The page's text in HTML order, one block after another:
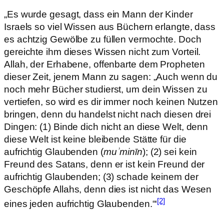
„Es wurde gesagt, dass ein Mann der Kinder
Israels so viel Wissen aus Büchern erlangte, dass
es achtzig Gewölbe zu füllen vermochte. Doch
gereichte ihm dieses Wissen nicht zum Vorteil.
Allah, der Erhabene, offenbarte dem Propheten
dieser Zeit, jenem Mann zu sagen: „Auch wenn du
noch mehr Bücher studierst, um dein Wissen zu
vertiefen, so wird es dir immer noch keinen Nutzen
bringen, denn du handelst nicht nach diesen drei
Dingen: (1) Binde dich nicht an diese Welt, denn
diese Welt ist keine bleibende Stätte für die
aufrichtig Glaubenden (muʾminīn); (2) sei kein
Freund des Satans, denn er ist kein Freund der
aufrichtig Glaubenden; (3) schade keinem der
Geschöpfe Allahs, denn dies ist nicht das Wesen
eines jeden aufrichtig Glaubenden.“‘[2]